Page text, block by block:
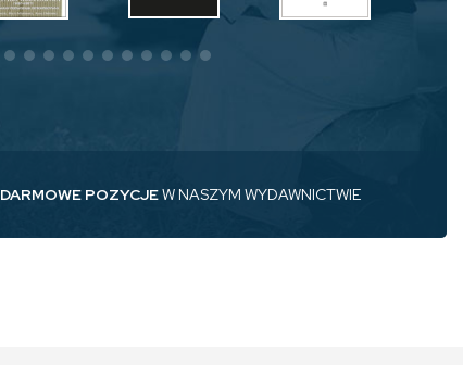
DARMOWE POZYCJEW NASZYM WYDAWNICTWIE